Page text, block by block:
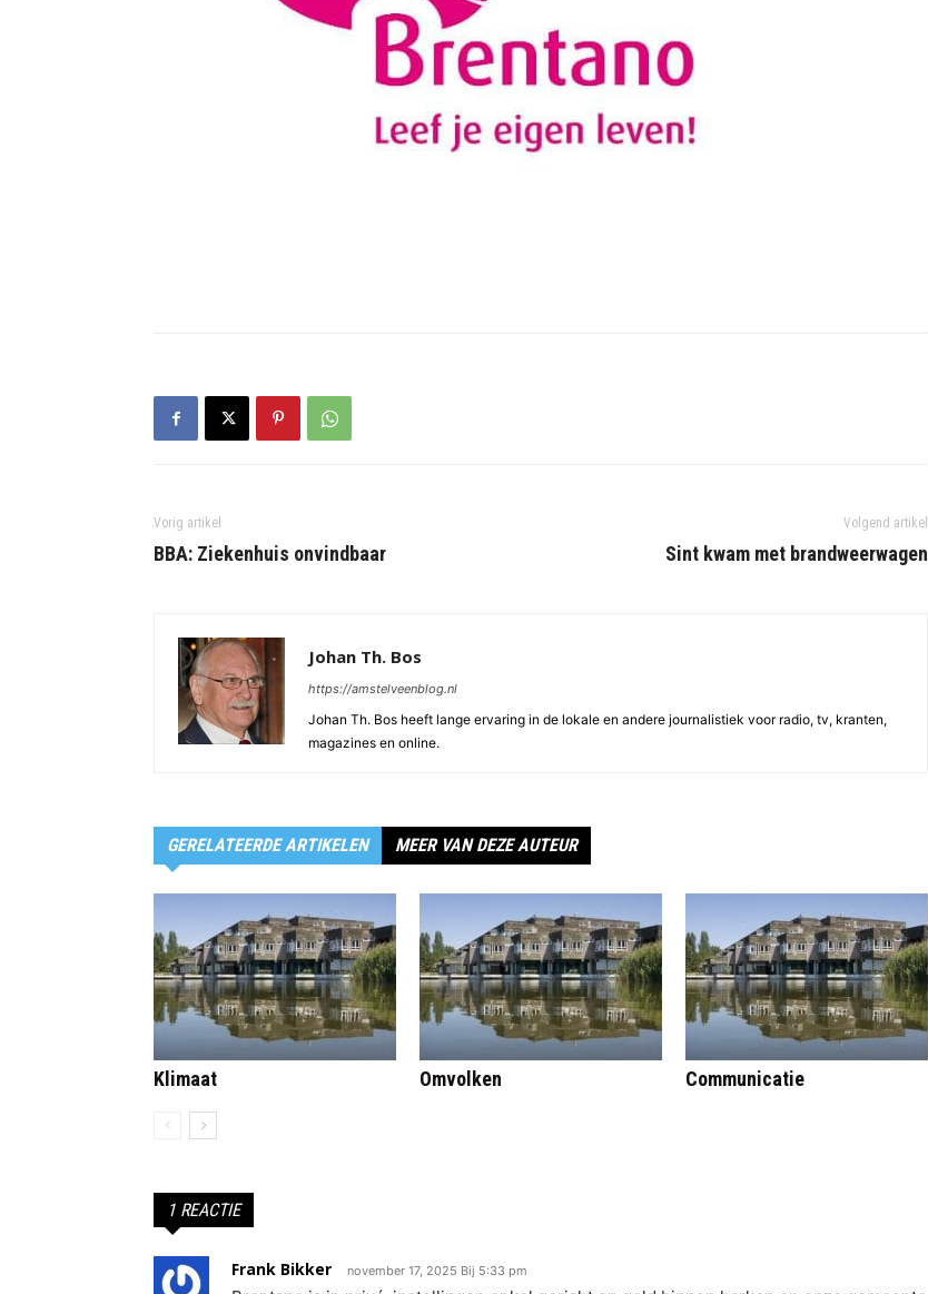
Vorig artikel
BBA: Ziekenhuis onvindbaar
Volgend artikel
Sint kwam met brandweerwagen
Johan Th. Bos
https://amstelveenblog.nl
Johan Th. Bos heeft lange ervaring in de lokale en andere journalistiek voor radio, tv, kranten,
magazines en online.
GERELATEERDE ARTIKELEN MEER VAN DEZE AUTEUR
Klimaat Omvolken Communicatie
1 REACTIE
Frank Bikker november 17, 2025 Bij 5:33 pm